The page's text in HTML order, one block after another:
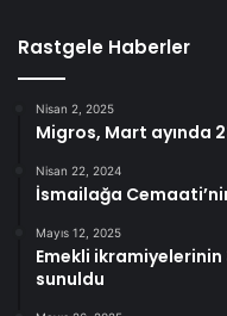
Rastgele Haberler
Nisan 2, 2025
Migros, Mart ayında
Nisan 22, 2024
İsmailağa
Mayıs 12, 2025
Emekli ikramiyelerinin
sunuldu